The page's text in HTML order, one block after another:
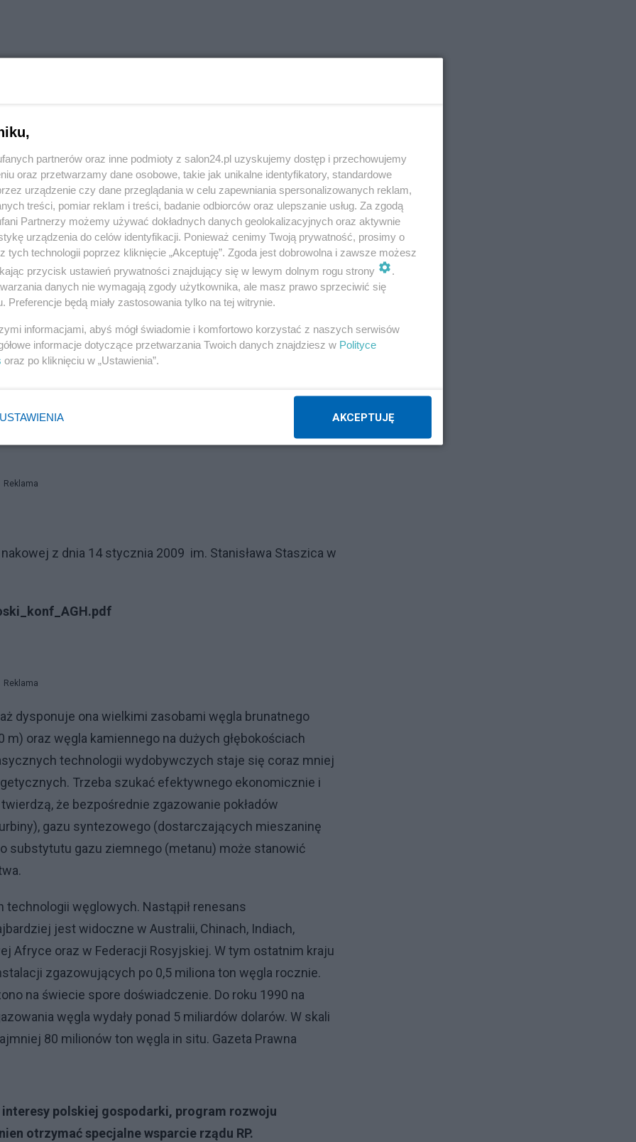
Materiały konferencyjne: V Miedzynarodowy Kongres
(
Reklama
z dnia 14 stycznia 2009 im. Stanisława Staszica w
Reklama
dysponuje ona wielkimi zasobami węgla brunatnego
m) oraz węgla kamiennego na dużych głębokościach
technologii wydobywczych staje się coraz mniej
Trzeba szukać efektywnego ekonomicznie i
że bezpośrednie zgazowanie pokładów
gazu syntezowego (dostarczających mieszaninę
substytutu gazu ziemnego (metanu) może stanowić
technologii węglowych. Nastąpił renesans
jest widoczne w Australii, Chinach, Indiach,
Afryce oraz w Federacji Rosyjskiej. W tym ostatnim kraju
zgazowujących po 0,5 miliona ton węgla rocznie.
na świecie spore doświadczenie. Do roku 1990 na
węgla wydały ponad 5 miliardów dolarów. W skali
80 milionów ton węgla in situ. Gazeta Prawna
polskiej gospodarki, program rozwoju
otrzymać specjalne wsparcie rządu RP.
partnerów oraz inne podmioty z salon24.pl uzyskujemy dostęp i przechowujemy
oraz przetwarzamy dane osobowe, takie jak unikalne identyfikatory, standardowe
urządzenie czy dane przeglądania w celu zapewniania spersonalizowanych reklam,
treści, pomiar reklam i treści, badanie odbiorców oraz ulepszanie usług. Za zgodą
Partnerzy możemy używać dokładnych danych geolokalizacyjnych oraz aktywnie
urządzenia do celów identyfikacji. Ponieważ cenimy Twoją prywatność, prosimy o
tych technologii poprzez kliknięcie „Akceptuję”. Zgoda jest dobrowolna i zawsze możesz
przycisk ustawień prywatności znajdujący się w lewym dolnym rogu strony
.
danych nie wymagają zgody użytkownika, ale masz prawo sprzeciwić się
Preferencje będą miały zastosowania tylko na tej witrynie.
informacjami, abyś mógł świadomie i komfortowo korzystać z naszych serwisów
informacje dotyczące przetwarzania Twoich danych znajdziesz w Polityce
oraz po kliknięciu w „Ustawienia”.
USTAWIENIA AKCEPTUJĘ